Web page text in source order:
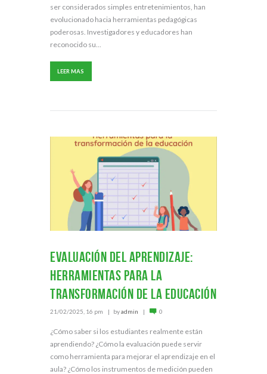
ser considerados simples entretenimientos, han
evolucionado hacia herramientas pedagógicas
poderosas. Investigadores y educadores han
reconocido su...
LEER MAS
Evaluación del aprendizaje:
herramientas para la
transformación de la educación
21/02/2025, 16 pm byadmin 0
¿Cómo saber si los estudiantes realmente están
aprendiendo? ¿Cómo la evaluación puede servir
como herramienta para mejorar el aprendizaje en el
aula? ¿Cómo los instrumentos de medición pueden